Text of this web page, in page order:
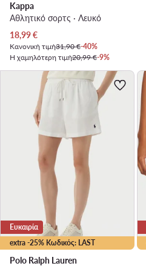
Kappa
Αθλητικό σορτς · Λευκό
Τρέχουσα τιμή
18,99€
Κανονική τιμή31,90 €-40%
Η χαμηλότερη τιμή20,99 €-9%
extra -25% Κωδικός: LAST
Ευκαιρία
Polo Ralph Lauren